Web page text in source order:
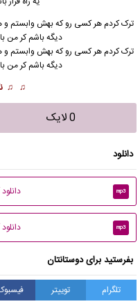
ترک کردم هر کسی رو که بهش وابستم و
دیگه باشم کر من
ترک کردم هر کسی رو که بهش وابستم و
دیگه باشم کر من
♫ ♫
0 لایک
دانلود
mp3
mp3
بفرستید برای دوستانتان
تلگرام توییتر